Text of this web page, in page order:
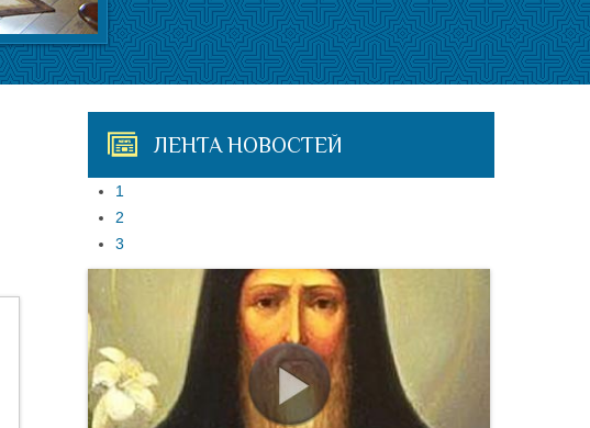
ЛЕНТА НОВОСТЕЙ
1
2
3